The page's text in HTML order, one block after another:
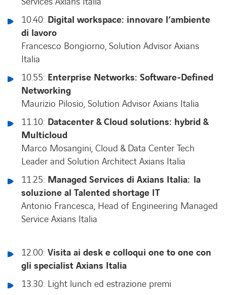
10.40: Digital workspace: innovare l’ambiente
di lavoro
Francesco Bongiorno, Solution Advisor Axians
Italia
10.55: Enterprise Networks: Software-Defined
Networking
Maurizio Pilosio, Solution Advisor Axians Italia
11.10: Datacenter & Cloud solutions: hybrid &
Multicloud
Marco Mosangini, Cloud & Data Center Tech
Leader and Solution Architect Axians Italia
11.25: Managed Services di Axians Italia: la
soluzione al Talented shortage IT
Antonio Francesca, Head of Engineering Managed
Service Axians Italia
12.00: Visita ai desk e colloqui one to one con
gli specialist Axians Italia
13.30: Light lunch ed estrazione premi